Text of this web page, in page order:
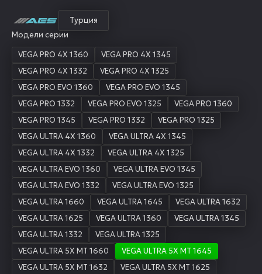
Турция
Модели серии
VEGA PRO 4X 1360
VEGA PRO 4X 1345
VEGA PRO 4X 1332
VEGA PRO 4X 1325
VEGA PRO EVO 1360
VEGA PRO EVO 1345
VEGA PRO 1332
VEGA PRO EVO 1325
VEGA PRO 1360
VEGA PRO 1345
VEGA PRO 1332
VEGA PRO 1325
VEGA ULTRA 4X 1360
VEGA ULTRA 4X 1345
VEGA ULTRA 4X 1332
VEGA ULTRA 4X 1325
VEGA ULTRA EVO 1360
VEGA ULTRA EVO 1345
VEGA ULTRA EVO 1332
VEGA ULTRA EVO 1325
VEGA ULTRA 1660
VEGA ULTRA 1645
VEGA ULTRA 1632
VEGA ULTRA 1625
VEGA ULTRA 1360
VEGA ULTRA 1345
VEGA ULTRA 1332
VEGA ULTRA 1325
VEGA ULTRA 5X MT 1660
VEGA ULTRA 5X MT 1645
VEGA ULTRA 5X MT 1632
VEGA ULTRA 5X MT 1625